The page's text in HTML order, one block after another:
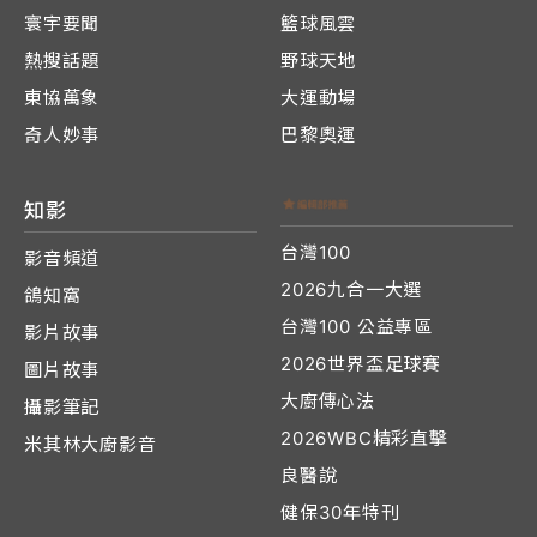
寰宇要聞
熱搜話題
東協萬象
奇人妙事
籃球風雲
野球天地
大運動場
巴黎奧運
知影
影音頻道
鴿知窩
影片故事
圖片故事
攝影筆記
米其林大廚影音
台灣100
2026九合一大選
台灣100 公益專區
2026世界盃足球賽
大廚傳心法
2026WBC精彩直擊
良醫說
健保30年特刊